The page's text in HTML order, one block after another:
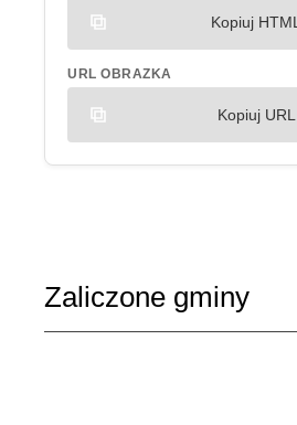
Kopiuj HTML
URL OBRAZKA
Kopiuj URL
Zaliczone gminy